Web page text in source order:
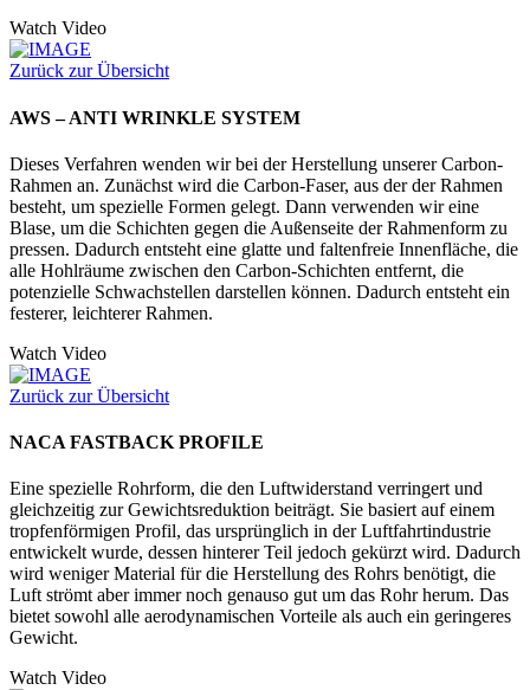
Watch Video
Zurück zur Übersicht
AWS – ANTI WRINKLE SYSTEM
Dieses Verfahren wenden wir bei der Herstellung unserer Carbon-
Rahmen an. Zunächst wird die Carbon-Faser, aus der der Rahmen
besteht, um spezielle Formen gelegt. Dann verwenden wir eine
Blase, um die Schichten gegen die Außenseite der Rahmenform zu
pressen. Dadurch entsteht eine glatte und faltenfreie Innenfläche, die
alle Hohlräume zwischen den Carbon-Schichten entfernt, die
potenzielle Schwachstellen darstellen können. Dadurch entsteht ein
festerer, leichterer Rahmen.
Watch Video
Zurück zur Übersicht
NACA FASTBACK PROFILE
Eine spezielle Rohrform, die den Luftwiderstand verringert und
gleichzeitig zur Gewichtsreduktion beiträgt. Sie basiert auf einem
tropfenförmigen Profil, das ursprünglich in der Luftfahrtindustrie
entwickelt wurde, dessen hinterer Teil jedoch gekürzt wird. Dadurch
wird weniger Material für die Herstellung des Rohrs benötigt, die
Luft strömt aber immer noch genauso gut um das Rohr herum. Das
bietet sowohl alle aerodynamischen Vorteile als auch ein geringeres
Gewicht.
Watch Video